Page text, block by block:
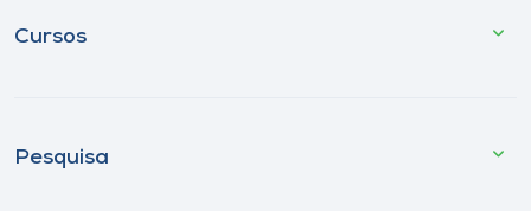
Cursos
Pesquisa